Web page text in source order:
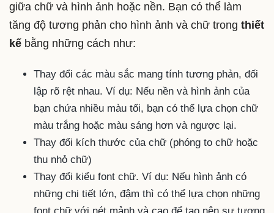
giữa chữ và hình ảnh hoặc nền. Bạn có thể làm
tăng độ tương phản cho hình ảnh và chữ trong thiết
kế bằng những cách như:
Thay đổi các màu sắc mang tính tương phản, đối
lập rõ rệt nhau. Ví dụ: Nếu nền và hình ảnh của
bạn chứa nhiều màu tối, bạn có thể lựa chọn chữ
màu trắng hoặc màu sáng hơn và ngược lại.
Thay đổi kích thước của chữ (phóng to chữ hoặc
thu nhỏ chữ)
Thay đổi kiểu font chữ. Ví dụ: Nếu hình ảnh có
những chi tiết lớn, đậm thì có thể lựa chọn những